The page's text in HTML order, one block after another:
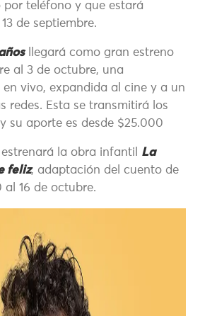
teléfono y que estará
de septiembre.
llegará como gran estreno
al 3 de octubre, una
vivo, expandida al cine y a un
redes. Esta se transmitirá los
su aporte es desde $25.000
la obra infantil La
feliz, adaptación del cuento de
al 16 de octubre.